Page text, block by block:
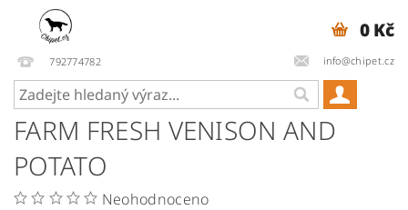
792774782 info@chipet.cz
0 Kč
FARM FRESH VENISON AND
POTATO
Neohodnoceno